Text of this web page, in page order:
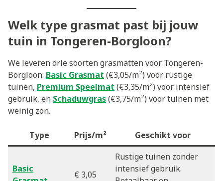
Welk type grasmat past bij jouw
tuin in Tongeren-Borgloon?
We leveren drie soorten grasmatten voor Tongeren-
Borgloon: Basic Grasmat (€3,05/m²) voor rustige
tuinen, Premium Speelmat (€3,35/m²) voor intensief
gebruik, en Schaduwgras(€3,75/m²) voor tuinen met
weinig zon.
Type Prijs/m² Geschikt voor
Basic
€ 3,05
Rustige tuinen zonder
intensief gebruik.